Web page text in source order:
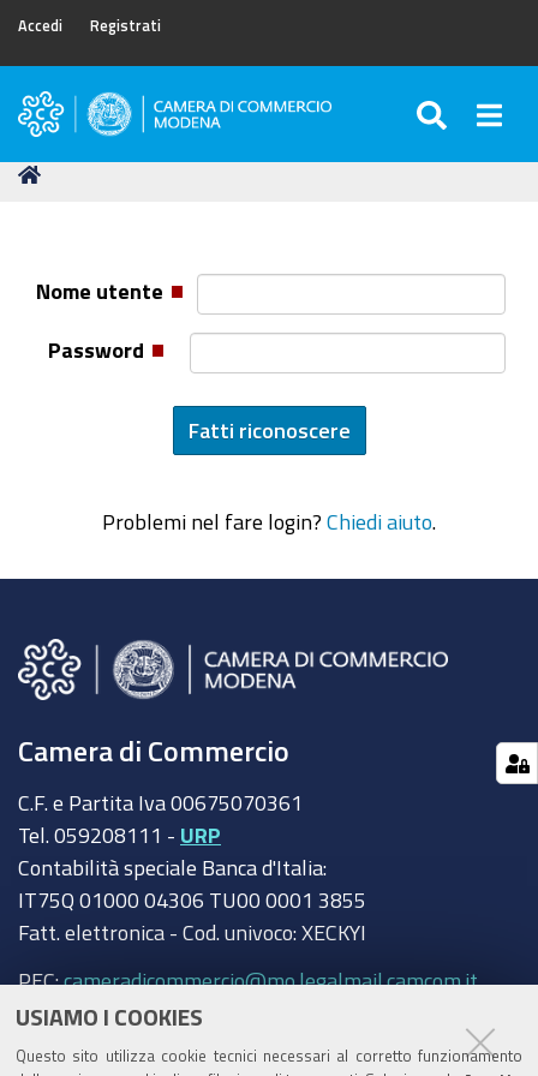
USIAMO I COOKIES
Questo sito utilizza cookie tecnici necessari al corretto funzionamento
Accedi Registrati
Camera
Commercio
Tu
Nome utente
Password
Problemi nel fare login? Chiedi aiuto
Camera di Commercio
C.F. e Partita Iva 00675070361
Tel. 059208111 - URP
Contabilità speciale Banca d'Italia:
IT75Q 01000 04306 TU00 0001 3855
Fatt. elettronica - Cod. univoco: XECKYI
PEC:cameradicommercio@mo.legalmail.camcom.it
Trasparenza